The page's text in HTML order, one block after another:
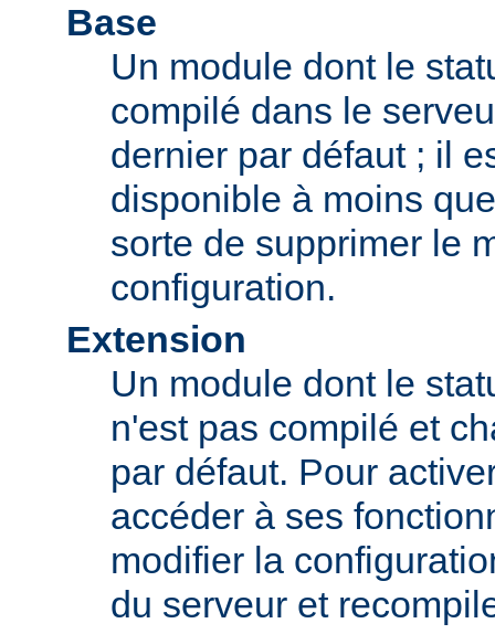
Base
Un module dont le
compilé dans le
dernier par défaut ; il
disponible à moins
sorte de supprimer le
configuration.
Extension
Un module dont le
n'est pas compilé et
par défaut. Pour
accéder à ses
modifier la
du serveur et